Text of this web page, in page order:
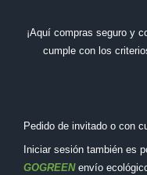
¡Aquí compras seguro y
cumple con los
Pedido de invitado o con
Iniciar sesión también es
GOGREENenvío